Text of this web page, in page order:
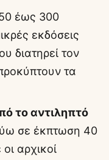
έως 300
εκδόσεις
διατηρεί τον
τα
το αντιληπτό
σε έκπτωση 40
αρχικοί